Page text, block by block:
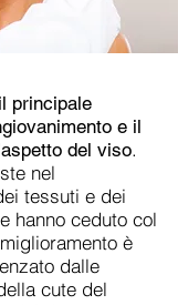
principale
e il
del viso.
nel
tessuti e dei
hanno ceduto col
è
dalle
cute del